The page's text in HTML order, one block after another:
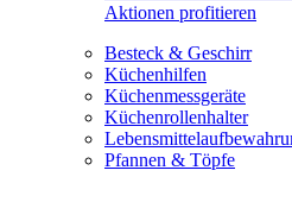
Aktionen profitieren
Besteck & Geschirr
Küchenhilfen
Küchenmessgeräte
Küchenrollenhalter
Pfannen & Töpfe